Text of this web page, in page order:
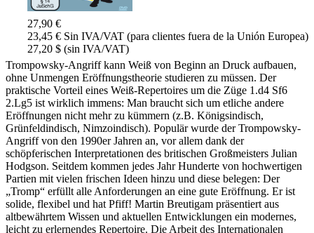
27,90 €
23,45 € Sin IVA/VAT (para clientes fuera de la Unión Europea)
27,20 $ (sin IVA/VAT)
Trompowsky-Angriff kann Weiß von Beginn an Druck aufbauen,
ohne Unmengen Eröffnungstheorie studieren zu müssen. Der
praktische Vorteil eines Weiß-Repertoires um die Züge 1.d4 Sf6
2.Lg5 ist wirklich immens: Man braucht sich um etliche andere
Eröffnungen nicht mehr zu kümmern (z.B. Königsindisch,
Grünfeldindisch, Nimzoindisch). Populär wurde der Trompowsky-
Angriff von den 1990er Jahren an, vor allem dank der
schöpferischen Interpretationen des britischen Großmeisters Julian
Hodgson. Seitdem kommen jedes Jahr Hunderte von hochwertigen
Partien mit vielen frischen Ideen hinzu und diese belegen: Der
„Tromp“ erfüllt alle Anforderungen an eine gute Eröffnung. Er ist
solide, flexibel und hat Pfiff! Martin Breutigam präsentiert aus
altbewährtem Wissen und aktuellen Entwicklungen ein modernes,
leicht zu erlernendes Repertoire. Die Arbeit des Internationalen